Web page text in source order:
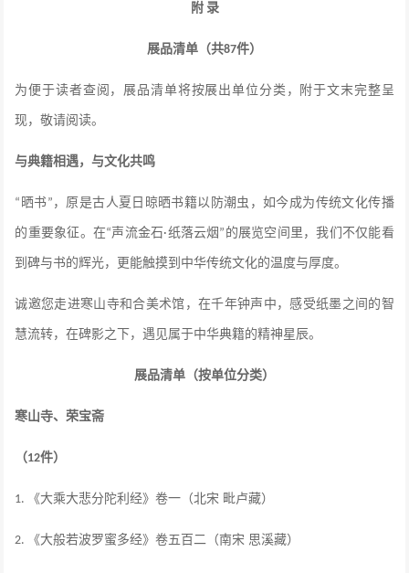
附 录
展品清单（共87件）
为便于读者查阅，展品清单将按展出单位分类，附于文末完整呈
现，敬请阅读。
与典籍相遇，与文化共鸣
“ 晒书” ，原是古人夏日晾晒书籍以防潮虫，如今成为传统文化传播
的重要象征。在“声流金石·纸落云烟 ” 的展览空间里，我们不仅能看
到碑与书的辉光，更能触摸到中华传统文化的温度与厚度。
诚邀您走进寒山寺和合美术馆，在千年钟声中，感受纸墨之间的智
慧流转，在碑影之下，遇见属于中华典籍的精神星辰。
展品清单（按单位分类）
寒山寺、荣宝斋
（12件）
1. 《大乘大悲分陀利经》卷一（北宋 毗卢藏）
2. 《大般若波罗蜜多经》卷五百二（南宋 思溪藏）